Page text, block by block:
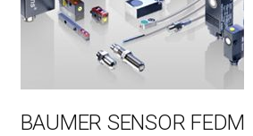
BAUMER SENSOR FEDM